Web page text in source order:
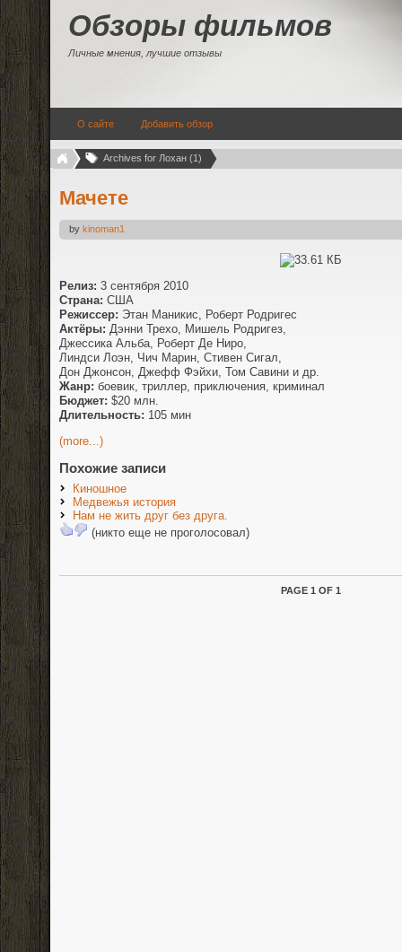
Обзоры фильмов
Личные мнения, лучшие отзывы
О сайте Добавить обзор
Archives for Лохан (1)
Мачете
by kinoman1
Релиз: 3 сентября 2010
Страна: США
Режиссер: Этан Маникис, Роберт Родригес
Актёры: Дэнни Трехо, Мишель Родригез,
Джессика Альба, Роберт Де Ниро,
Линдси Лоэн, Чич Марин, Стивен Сигал,
Дон Джонсон, Джефф Фэйхи, Том Савини и др.
Жанр: боевик, триллер, приключения, криминал
Бюджет: $20 млн.
Длительность: 105 мин
(more...)
Похожие записи
Киношное
Медвежья история
Нам не жить друг без друга.
(никто еще не проголосовал)
PAGE 1 OF 1